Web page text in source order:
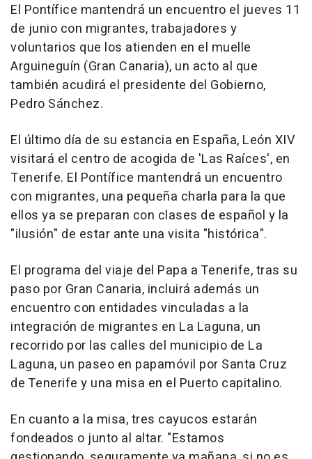
El Pontífice mantendrá un encuentro el jueves 11
de junio con migrantes, trabajadores y
voluntarios que los atienden en el muelle
Arguineguín (Gran Canaria), un acto al que
también acudirá el presidente del Gobierno,
Pedro Sánchez.
El último día de su estancia en España, León XIV
visitará el centro de acogida de 'Las Raíces', en
Tenerife. El Pontífice mantendrá un encuentro
con migrantes, una pequeña charla para la que
ellos ya se preparan con clases de español y la
"ilusión" de estar ante una visita "histórica".
El programa del viaje del Papa a Tenerife, tras su
paso por Gran Canaria, incluirá además un
encuentro con entidades vinculadas a la
integración de migrantes en La Laguna, un
recorrido por las calles del municipio de La
Laguna, un paseo en papamóvil por Santa Cruz
de Tenerife y una misa en el Puerto capitalino.
En cuanto a la misa, tres cayucos estarán
fondeados o junto al altar. "Estamos